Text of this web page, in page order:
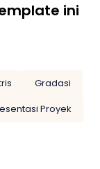
ini
Gradasi
Proyek